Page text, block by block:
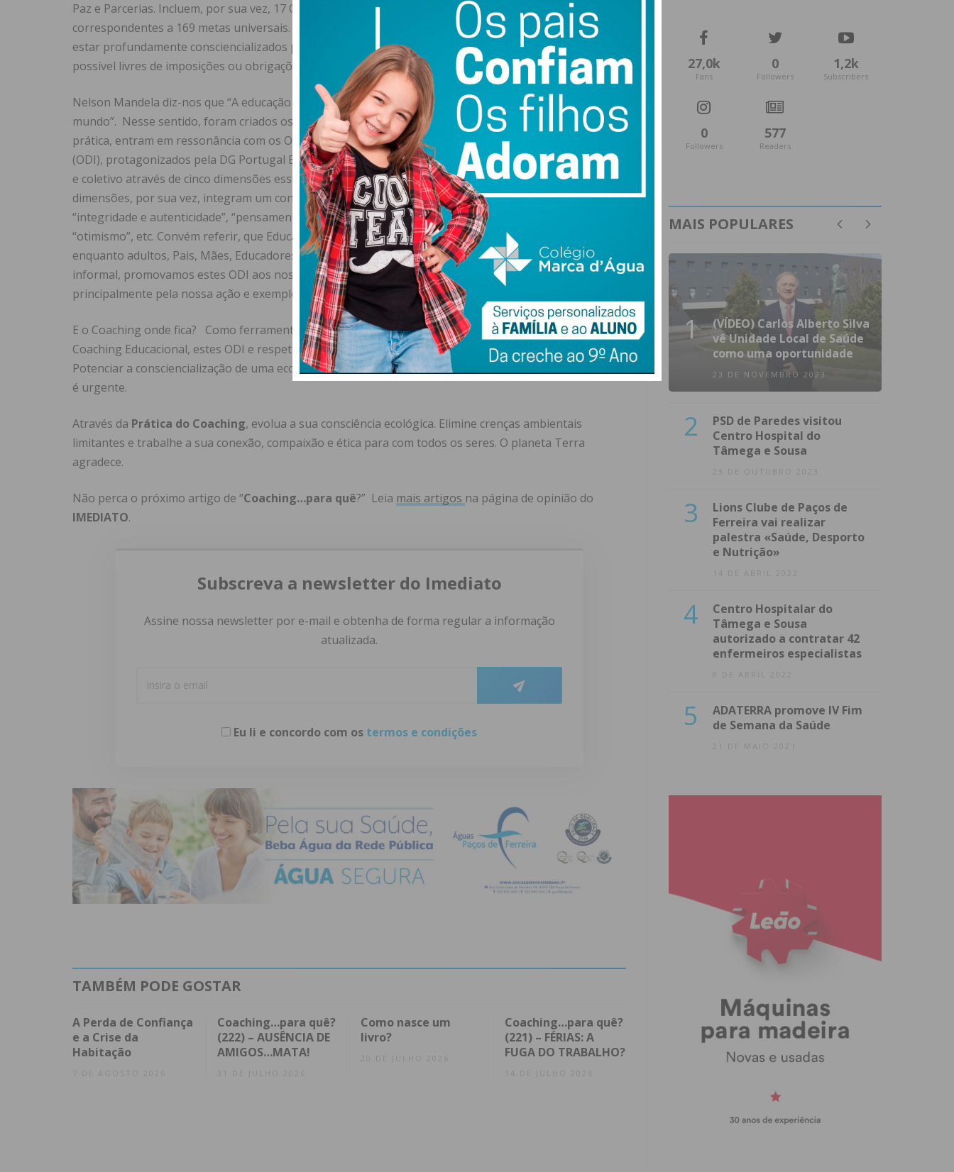
Paz e Parcerias. Incluem, por sua vez, 17 Objetivos de Desenvolvimento Sustentável (ODS),
correspondentes a 169 metas universais. Mas, as ações são feitas pelos seres humanos, que têm de
estar profundamente consciencializados para agir em conformidade e de livre vontade, e ainda, se
possível livres de imposições ou obrigações legais. Que fazer então?
Nelson Mandela diz-nos que “A educação é a arma mais poderosa que você pode usar para mudar o
mundo”. Nesse sentido, foram criados os Objetivos de Desenvolvimento Interno, que se colocados em
prática, entram em ressonância com os ODS, já referidos. Os Objetivos de Desenvolvimento Interno
(ODI), protagonizados pela DG Portugal Education Network, – centram-se no desenvolvimento pessoal
e coletivo através de cinco dimensões essenciais: Ser, Pensar, Relacionar-se, Colaborar e Agir. Estas
dimensões, por sua vez, integram um conjunto de 23 competências fundamentais, tais como
“integridade e autenticidade”, “pensamento crítico”, “empatia e compaixão”, “competência intercultural”,
“otimismo”, etc. Convém referir, que Educação não existe apenas no aspeto formal, desse modo
enquanto adultos, Pais, Mães, Educadores, … somos todos responsáveis para que, também de forma
informal, promovamos estes ODI aos nossos jovens, não apenas pelo diálogo e reflexão, mas
principalmente pela nossa ação e exemplo.
E o Coaching onde fica? Como ferramenta de desenvolvimento pessoal e mesmo na variante do
Coaching Educacional, estes ODI e respetivas competências, podem ser trabalhadas e desenvolvidas.
Potenciar a consciencialização de uma ecologia profunda aos nossos jovens herdeiros do planeta Terra
é urgente.
Através da Prática do Coaching, evolua a sua consciência ecológica. Elimine crenças ambientais
limitantes e trabalhe a sua conexão, compaixão e ética para com todos os seres. O planeta Terra
agradece.
Não perca o próximo artigo de “Coaching…para quê?” Leia mais artigos na página de opinião do
IMEDIATO.
Subscreva a newsletter do Imediato
Assine nossa newsletter por e-mail e obtenha de forma regular a informação
atualizada.
Eu li e concordo com os termos e condições
TAMBÉM PODE GOSTAR
A Perda de Confiança
e a Crise da
Habitação
7 DE AGOSTO 2026
Coaching…para quê?
(222) – AUSÊNCIA DE
AMIGOS…MATA!
Como nasce um
livro?
Coaching…para quê?
(221) – FÉRIAS: A
FUGA DO TRABALHO?
14 DE JULHO 2026
27,0k
Fans
0
Followers
1,2k
Subscribers
0
Followers
577
Readers
MAIS POPULARES
1
(VÍDEO) Carlos Alberto Silva
vê Unidade Local de Saúde
como uma oportunidade
23 DE NOVEMBRO 2023
2
PSD de Paredes visitou
Centro Hospital do
Tâmega e Sousa
23 DE OUTUBRO 2023
3
Lions Clube de Paços de
Ferreira vai realizar
palestra «Saúde, Desporto
e Nutrição»
14 DE ABRIL 2022
4
Centro Hospitalar do
Tâmega e Sousa
autorizado a contratar 42
enfermeiros especialistas
8 DE ABRIL 2022
5
ADATERRA promove IV Fim
de Semana da Saúde
21 DE MAIO 2021